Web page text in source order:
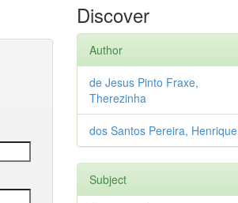
Discover
Author
de Jesus Pinto Fraxe,
Therezinha
dos Santos Pereira, Henrique
Subject